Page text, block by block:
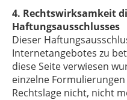
4. Rechtswirksamkeit
Haftungsausschlusses
Dieser
Internetangebotes zu
diese Seite verwiesen
einzelne
Rechtslage nicht, nicht